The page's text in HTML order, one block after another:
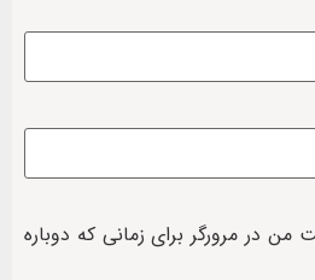
من در مرورگر برای زمانی که دوباره